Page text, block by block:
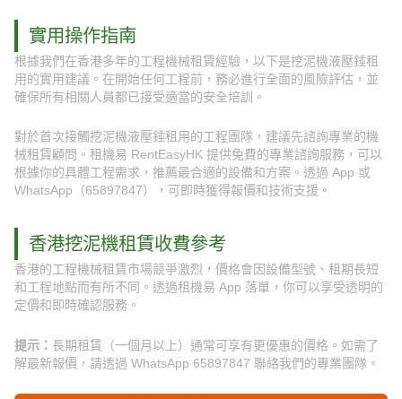
實用操作指南
根據我們在香港多年的工程機械租賃經驗，以下是挖泥機液壓錘租
用的實用建議。在開始任何工程前，務必進行全面的風險評估，並
確保所有相關人員都已接受適當的安全培訓。
對於首次接觸挖泥機液壓錘租用的工程團隊，建議先諮詢專業的機
械租賃顧問。租機易 RentEasyHK 提供免費的專業諮詢服務，可以
根據你的具體工程需求，推薦最合適的設備和方案。透過 App 或
WhatsApp（65897847），可即時獲得報價和技術支援。
香港挖泥機租賃收費參考
香港的工程機械租賃市場競爭激烈，價格會因設備型號、租期長短
和工程地點而有所不同。透過租機易 App 落單，你可以享受透明的
定價和即時確認服務。
提示： 長期租賃（一個月以上）通常可享有更優惠的價格。如需了
解最新報價，請透過 WhatsApp 65897847 聯絡我們的專業團隊。